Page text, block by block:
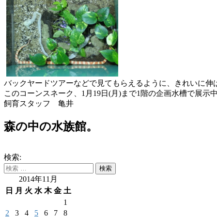
バックヤードツアーなどで見てもらえるように、きれいに伸
このコーンスネーク、1月19日(月)まで1階の企画水槽で展示中
飼育スタッフ 亀井
森の中の水族館。
検索:
2014年11月
日
月 火 水 木 金 土
1
2
3 4 5 6 7
8